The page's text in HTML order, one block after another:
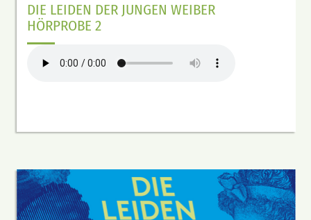
DIE LEIDEN DER JUNGEN WEIBER
HÖRPROBE 2